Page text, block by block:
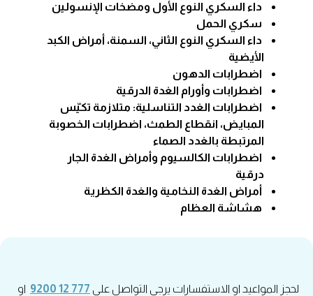
داء السكري النوع الأول ومضخات الإنسولين
سكري الحمل
داء السكري النوع الثاني، السمنة، أمراض الكبد
الأيضية
اضطرابات الدهون
اضطرابات وأورام الغدة الدرقية
اضطرابات الغدد التناسلية: متلازمة تكيّس
المبايض، انقطاع الطمث، اضطرابات الخصوبة
المرتبطة بالغدد الصماء
اضطرابات الكالسيوم وأمراض الغدة الجار
درقية
أمراض الغدة النخامية والغدة الكظرية
هشاشة العظام
لحجز المواعيد او الاستفسارات يرجى التواصل على 777 12 9200
او